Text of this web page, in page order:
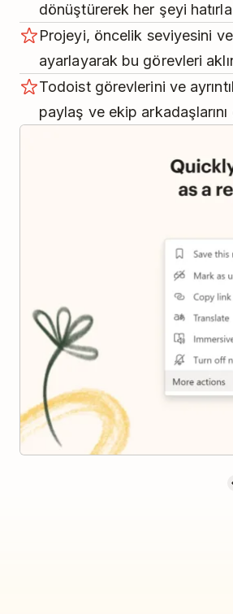
dönüştürerek her şeyi
Projeyi, öncelik seviyesini
ayarlayarak bu görevleri
Todoist görevlerini ve
paylaş ve ekip